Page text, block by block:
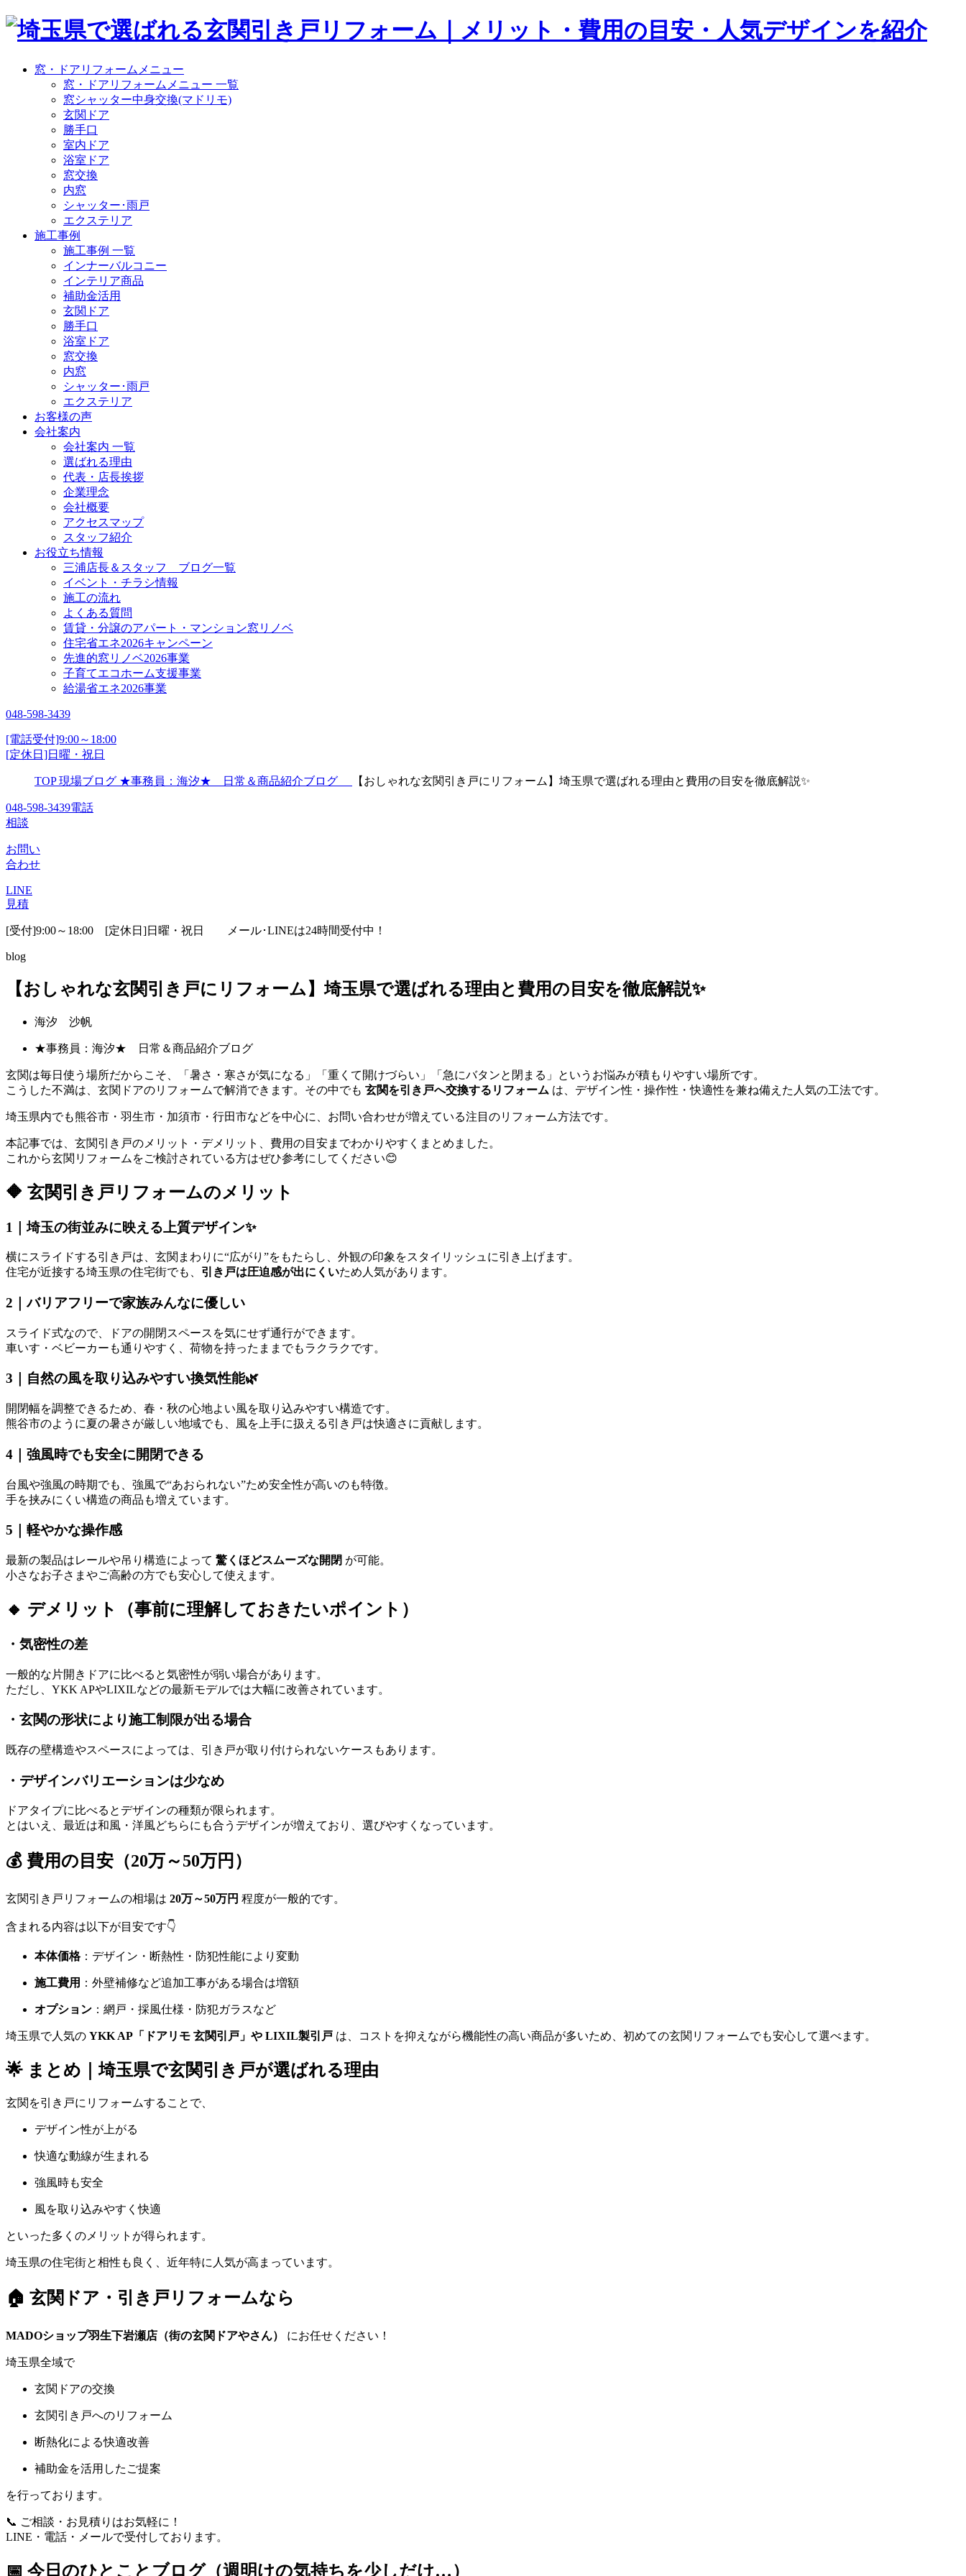
窓・ドアリフォームメニュー
窓・ドアリフォームメニュー 一覧
窓シャッター中身交換(マドリモ)
玄関ドア
勝手口
室内ドア
浴室ドア
窓交換
内窓
シャッター･雨戸
エクステリア
施工事例
施工事例 一覧
インナーバルコニー
インテリア商品
補助金活用
玄関ドア
勝手口
浴室ドア
窓交換
内窓
シャッター･雨戸
エクステリア
お客様の声
会社案内
会社案内 一覧
選ばれる理由
代表・店長挨拶
企業理念
会社概要
アクセスマップ
スタッフ紹介
お役立ち情報
三浦店長＆スタッフ ブログ一覧
イベント・チラシ情報
施工の流れ
よくある質問
賃貸・分譲のアパート・マンション窓リノベ
住宅省エネ2026キャンペーン
先進的窓リノベ2026事業
子育てエコホーム支援事業
給湯省エネ2026事業
048-598-3439
[電話受付]9:00～18:00
[定休日]日曜・祝日
TOP 現場ブログ ★事務員：海汐★ 日常＆商品紹介ブログ 【おしゃれな玄関引き戸にリフォーム】埼玉県で選ばれる理由と費用の目安を徹底解説✨
048-598-3439電話
相談
お問い
合わせ
LINE
見積
[受付]9:00～18:00 [定休日]日曜・祝日 メール･LINEは24時間受付中！
blog
【おしゃれな玄関引き戸にリフォーム】埼玉県で選ばれる理由と費用の目安を徹底解説✨
海汐 沙帆
★事務員：海汐★ 日常＆商品紹介ブログ
玄関は毎日使う場所だからこそ、「暑さ・寒さが気になる」「重くて開けづらい」「急にバタンと閉まる」というお悩みが積もりやすい場所です。
こうした不満は、玄関ドアのリフォームで解消できます。その中でも 玄関を引き戸へ交換するリフォーム は、デザイン性・操作性・快適性を兼ね備えた人気の工法です。
埼玉県内でも熊谷市・羽生市・加須市・行田市などを中心に、お問い合わせが増えている注目のリフォーム方法です。
本記事では、玄関引き戸のメリット・デメリット、費用の目安までわかりやすくまとめました。
これから玄関リフォームをご検討されている方はぜひ参考にしてください😊
🔶 玄関引き戸リフォームのメリット
1｜埼玉の街並みに映える上質デザイン✨
横にスライドする引き戸は、玄関まわりに“広がり”をもたらし、外観の印象をスタイリッシュに引き上げます。
住宅が近接する埼玉県の住宅街でも、 引き戸は圧迫感が出にくいため人気があります。
2｜バリアフリーで家族みんなに優しい
スライド式なので、ドアの開閉スペースを気にせず通行ができます。
車いす・ベビーカーも通りやすく、荷物を持ったままでもラクラクです。
3｜自然の風を取り込みやすい換気性能🌿
開閉幅を調整できるため、春・秋の心地よい風を取り込みやすい構造です。
熊谷市のように夏の暑さが厳しい地域でも、風を上手に扱える引き戸は快適さに貢献します。
4｜強風時でも安全に開閉できる
台風や強風の時期でも、強風で“あおられない”ため安全性が高いのも特徴。
手を挟みにくい構造の商品も増えています。
5｜軽やかな操作感
最新の製品はレールや吊り構造によって 驚くほどスムーズな開閉 が可能。
小さなお子さまやご高齢の方でも安心して使えます。
🔸 デメリット（事前に理解しておきたいポイント）
・気密性の差
一般的な片開きドアに比べると気密性が弱い場合があります。
ただし、YKK APやLIXILなどの最新モデルでは大幅に改善されています。
・玄関の形状により施工制限が出る場合
既存の壁構造やスペースによっては、引き戸が取り付けられないケースもあります。
・デザインバリエーションは少なめ
ドアタイプに比べるとデザインの種類が限られます。
とはいえ、最近は和風・洋風どちらにも合うデザインが増えており、選びやすくなっています。
💰 費用の目安（20万～50万円）
玄関引き戸リフォームの相場は 20万～50万円 程度が一般的です。
含まれる内容は以下が目安です👇
本体価格：デザイン・断熱性・防犯性能により変動
施工費用 ：外壁補修など追加工事がある場合は増額
オプション ：網戸・採風仕様・防犯ガラスなど
埼玉県で人気の YKK AP「ドアリモ 玄関引戸」や LIXIL製引戸 は、コストを抑えながら機能性の高い商品が多いため、初めての玄関リフォームでも安心して選べます。
🌟 まとめ｜埼玉県で玄関引き戸が選ばれる理由
玄関を引き戸にリフォームすることで、
デザイン性が上がる
快適な動線が生まれる
強風時も安全
風を取り込みやすく快適
といった多くのメリットが得られます。
埼玉県の住宅街と相性も良く、近年特に人気が高まっています。
🏠 玄関ドア・引き戸リフォームなら
MADOショップ羽生下岩瀬店（街の玄関ドアやさん） にお任せください！
埼玉県全域で
玄関ドアの交換
玄関引き戸へのリフォーム
断熱化による快適改善
補助金を活用したご提案
を行っております。
📞 ご相談・お見積りはお気軽に！
LINE・電話・メールで受付しております。
📅 今日のひとことブログ（週明けの気持ちを少しだけ…）